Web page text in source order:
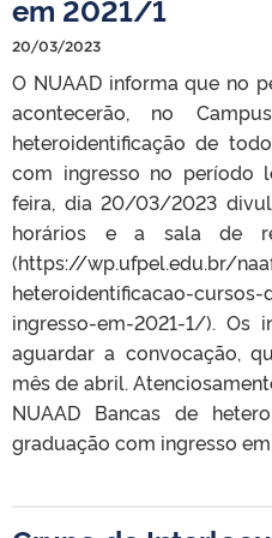
em 2021/1
20/03/2023
O NUAAD informa que no
acontecerão, no
heteroidentificação de
com ingresso no período
feira, dia 20/03/2023
horários e a sala de
(https://wp.ufpel.edu.br/
heteroidentificacao-
ingresso-em-2021-1/). Os
aguardar a convocação,
mês de abril.
NUAAD Bancas de
graduação com ingresso